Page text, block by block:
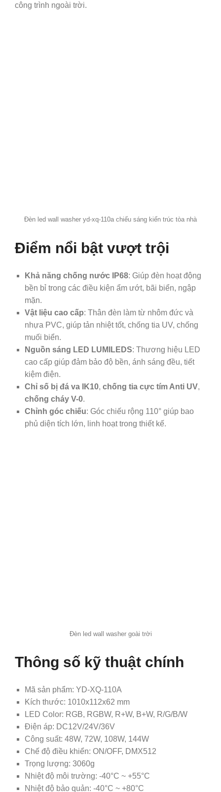
công trình ngoài trời.
Đèn led wall washer yd-xq-110a chiếu sáng kiến trúc tòa nhà
Điểm nổi bật vượt trội
Khả năng chống nước IP68: Giúp đèn hoạt động
bền bỉ trong các điều kiện ẩm ướt, bãi biển, ngập
mặn.
Vật liệu cao cấp: Thân đèn làm từ nhôm đức và
nhựa PVC, giúp tản nhiệt tốt, chống tia UV, chống
muối biển.
Nguồn sáng LED LUMILEDS: Thương hiệu LED
cao cấp giúp đảm bảo độ bền, ánh sáng đều, tiết
kiệm điện.
Chỉ số bị đá va IK10, chống tia cực tím Anti UV,
chống cháy V-0.
Chỉnh góc chiếu: Góc chiếu rộng 110° giúp bao
phủ diện tích lớn, linh hoạt trong thiết kế.
Đèn led wall washer goài trời
Thông số kỹ thuật chính
Mã sản phẩm: YD-XQ-110A
Kích thước: 1010x112x62 mm
LED Color: RGB, RGBW, R+W, B+W, R/G/B/W
Điện áp: DC12V/24V/36V
Công suất: 48W, 72W, 108W, 144W
Chế độ điều khiển: ON/OFF, DMX512
Trọng lượng: 3060g
Nhiệt độ môi trường: -40°C ~ +55°C
Nhiệt độ bảo quản: -40°C ~ +80°C